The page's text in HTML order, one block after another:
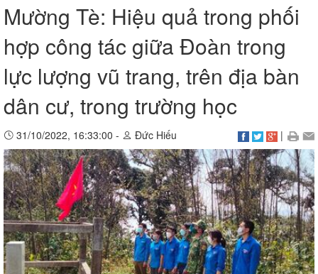
Mường Tè: Hiệu quả trong phối
hợp công tác giữa Đoàn trong
lực lượng vũ trang, trên địa bàn
dân cư, trong trường học
31/10/2022, 16:33:00 - Đức Hiếu |